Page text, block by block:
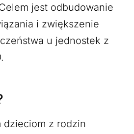
jest odbudowanie
i zwiększenie
u jednostek z
dzieciom z rodzin